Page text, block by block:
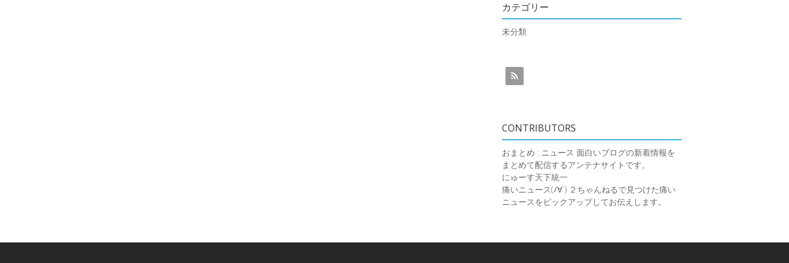
カテゴリー
未分類
CONTRIBUTORS
おまとめ : ニュース 面白いブログの新着情報を
まとめて配信するアンテナサイトです。
にゅーす天下統一
痛いニュース(ﾉ∀`) ２ちゃんねるで見つけた痛い
ニュースをピックアップしてお伝えします。